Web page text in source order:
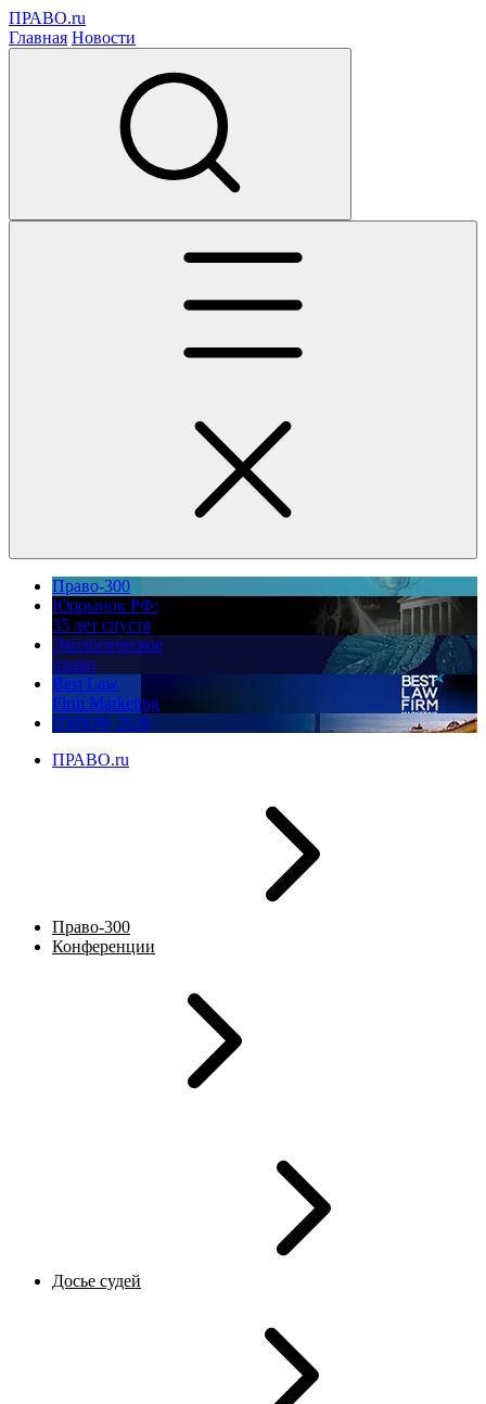
ПРАВО.ru
Главная Новости
Право-300
Юррынок РФ:
35 лет спустя
Экологическое
право
Best Law
Firm Marketing
ПМЮФ 2026
ПРАВО.ru
Право-300
Конференции
Досье судей